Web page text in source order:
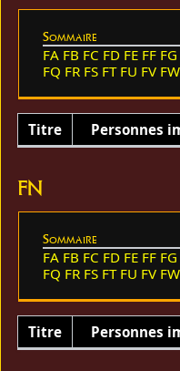
Sommaire
FA FB FC FD FE FF FG
FQ FR FS FT FU FV FW
Titre Personnes
FN
Sommaire
FA FB FC FD FE FF FG
FQ FR FS FT FU FV FW
Titre Personnes